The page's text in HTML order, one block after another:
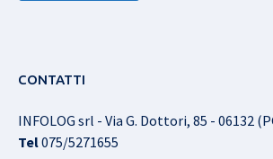
CONTATTI
INFOLOG srl - Via G. Dottori, 85 - 06132
Tel075/5271655